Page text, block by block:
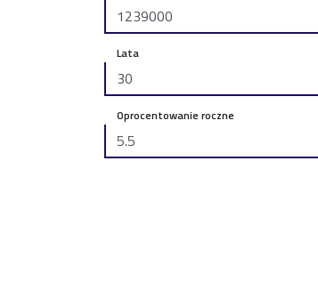
Lata
Oprocentowanie roczne